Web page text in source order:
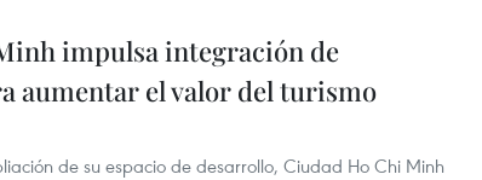
impulsa integración de
aumentar el valor del turismo
de su espacio de desarrollo, Ciudad Ho Chi Minh